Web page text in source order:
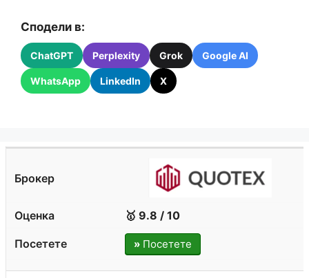
Сподели в:
ChatGPT Perplexity Grok Google AI
WhatsApp LinkedIn X
🥇 9.8 / 10
»Посетете